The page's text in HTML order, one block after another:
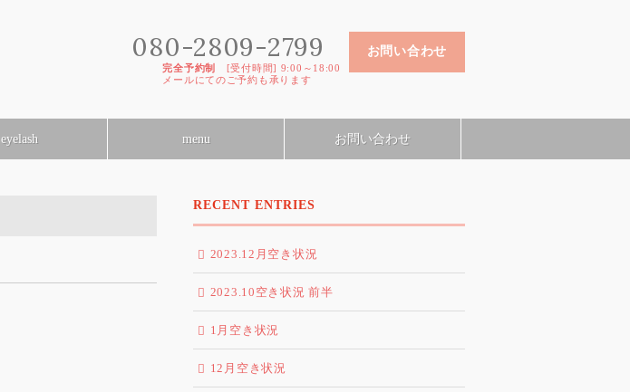
080-2809-2799
完全予約制
[受付時間] 9:00～18:00
メールにてのご予約も承ります
お問い合わせ
eyelash menu お問い合わせ
RECENT ENTRIES
2023.12月空き状況
2023.10空き状況 前半
1月空き状況
12月空き状況